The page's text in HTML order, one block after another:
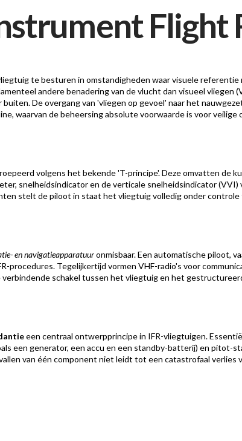
Flight
te besturen in omstandigheden waar visuele referentie
andere benadering van de vlucht dan visueel vliegen
De overgang van 'vliegen op gevoel' naar het
waarvan de beheersing absolute voorwaarde is voor veilige
volgens het bekende 'T-principe'. Deze omvatten de
snelheidsindicator en de verticale snelheidsindicator (VVI)
stelt de piloot in staat het vliegtuig volledig onder
en navigatieapparatuuronmisbaar. Een automatische piloot,
procedures. Tegelijkertijd vormen VHF-radio's voor
schakel tussen het vliegtuig en het
een centraal ontwerpprincipe in IFR-vliegtuigen.
een generator, een accu en een standby-batterij) en pitot-
van één component niet leidt tot een catastrofaal verlies